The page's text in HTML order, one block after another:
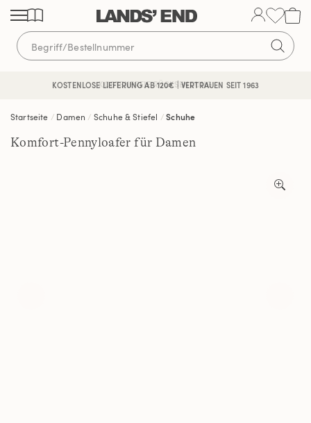
Direkt
zum
Inhalt
Direkt
zur
Navigation
Direkt
zur
Suche
KOSTENLOSE LIEFERUNG AB 120€ | VERTRAUEN SEIT 1963
KOSTENFREIE RÜCKSENDUNG
Startseite Damen Schuhe & Stiefel Schuhe
Komfort-Pennyloafer für Damen